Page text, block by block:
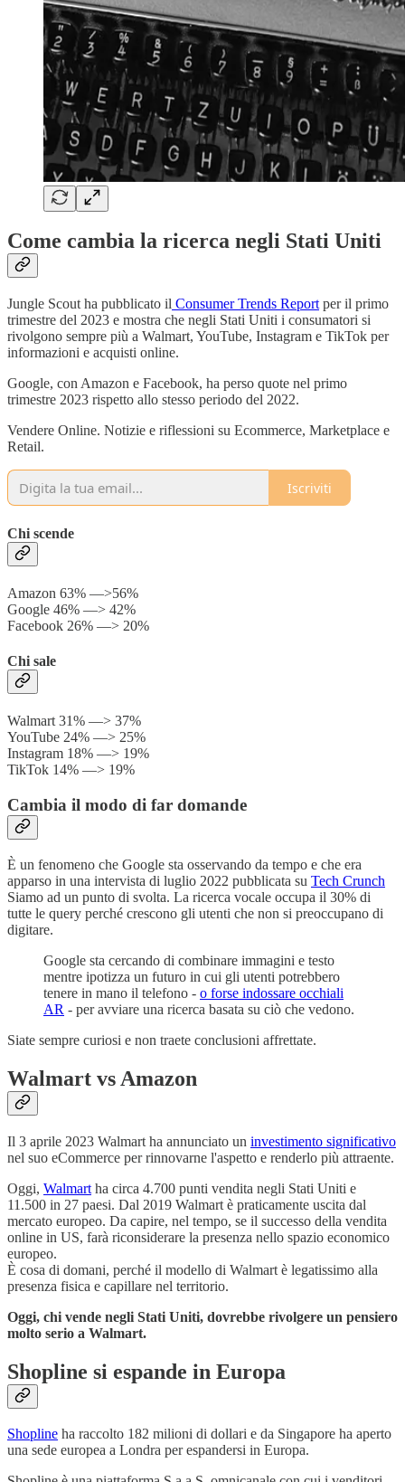
Come cambia la ricerca negli Stati Uniti
Jungle Scout ha pubblicato il Consumer Trends Report per il primo
trimestre del 2023 e mostra che negli Stati Uniti i consumatori si
rivolgono sempre più a Walmart, YouTube, Instagram e TikTok per
informazioni e acquisti online.
Google, con Amazon e Facebook, ha perso quote nel primo
trimestre 2023 rispetto allo stesso periodo del 2022.
Vendere Online. Notizie e riflessioni su Ecommerce, Marketplace e
Retail.
Iscriviti
Chi scende
Amazon 63% —>56%
Google 46% —> 42%
Facebook 26% —> 20%
Chi sale
Walmart 31% —> 37%
YouTube 24% —> 25%
Instagram 18% —> 19%
TikTok 14% —> 19%
Cambia il modo di far domande
È un fenomeno che Google sta osservando da tempo e che era
apparso in una intervista di luglio 2022 pubblicata su Tech Crunch
Siamo ad un punto di svolta. La ricerca vocale occupa il 30% di
tutte le query perché crescono gli utenti che non si preoccupano di
digitare.
Google sta cercando di combinare immagini e testo
mentre ipotizza un futuro in cui gli utenti potrebbero
tenere in mano il telefono - o forse indossare occhiali
AR - per avviare una ricerca basata su ciò che vedono.
Siate sempre curiosi e non traete conclusioni affrettate.
Walmart vs Amazon
Il 3 aprile 2023 Walmart ha annunciato un investimento significativo
nel suo eCommerce per rinnovarne l'aspetto e renderlo più attraente.
Oggi, Walmart ha circa 4.700 punti vendita negli Stati Uniti e
11.500 in 27 paesi. Dal 2019 Walmart è praticamente uscita dal
mercato europeo. Da capire, nel tempo, se il successo della vendita
online in US, farà riconsiderare la presenza nello spazio economico
europeo.
È cosa di domani, perché il modello di Walmart è legatissimo alla
presenza fisica e capillare nel territorio.
Oggi, chi vende negli Stati Uniti, dovrebbe rivolgere un pensiero
molto serio a Walmart.
Shopline si espande in Europa
Shopline ha raccolto 182 milioni di dollari e da Singapore ha aperto
una sede europea a Londra per espandersi in Europa.